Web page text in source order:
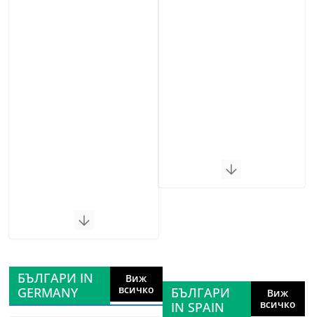
БЪЛГАРИ IN
GERMANY
Виж
всичко
БЪЛГАРИ
IN SPAIN
Виж
всичко